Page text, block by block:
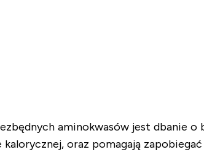
aminokwasów jest dbanie o
oraz pomagają